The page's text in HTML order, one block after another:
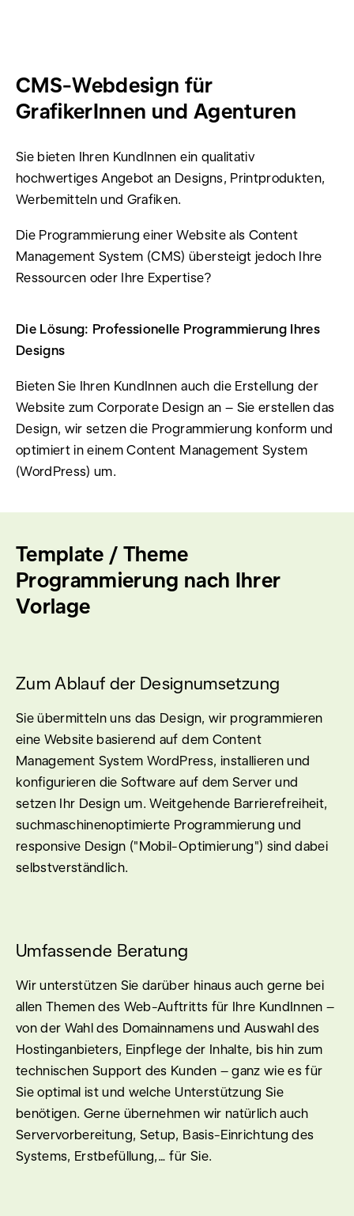
CMS-Webdesign für
GrafikerInnen und Agenturen
Sie bieten Ihren KundInnen ein qualitativ
hochwertiges Angebot an Designs, Printprodukten,
Werbemitteln und Grafiken.
Die Programmierung einer Website als Content
Management System (CMS) übersteigt jedoch Ihre
Ressourcen oder Ihre Expertise?
Die Lösung: Professionelle Programmierung Ihres
Designs
Bieten Sie Ihren KundInnen auch die Erstellung der
Website zum Corporate Design an – Sie erstellen das
Design, wir setzen die Programmierung konform und
optimiert in einem Content Management System
(WordPress) um.
Template / Theme
Programmierung nach Ihrer
Vorlage
Zum Ablauf der Designumsetzung
Sie übermitteln uns das Design, wir programmieren
eine Website basierend auf dem Content
Management System WordPress, installieren und
konfigurieren die Software auf dem Server und
setzen Ihr Design um. Weitgehende Barrierefreiheit,
suchmaschinenoptimierte Programmierung und
responsive Design ("Mobil-Optimierung") sind dabei
selbstverständlich.
Umfassende Beratung
Wir unterstützen Sie darüber hinaus auch gerne bei
allen Themen des Web-Auftritts für Ihre KundInnen –
von der Wahl des Domainnamens und Auswahl des
Hostinganbieters, Einpflege der Inhalte, bis hin zum
technischen Support des Kunden – ganz wie es für
Sie optimal ist und welche Unterstützung Sie
benötigen. Gerne übernehmen wir natürlich auch
Servervorbereitung, Setup, Basis-Einrichtung des
Systems, Erstbefüllung,… für Sie.